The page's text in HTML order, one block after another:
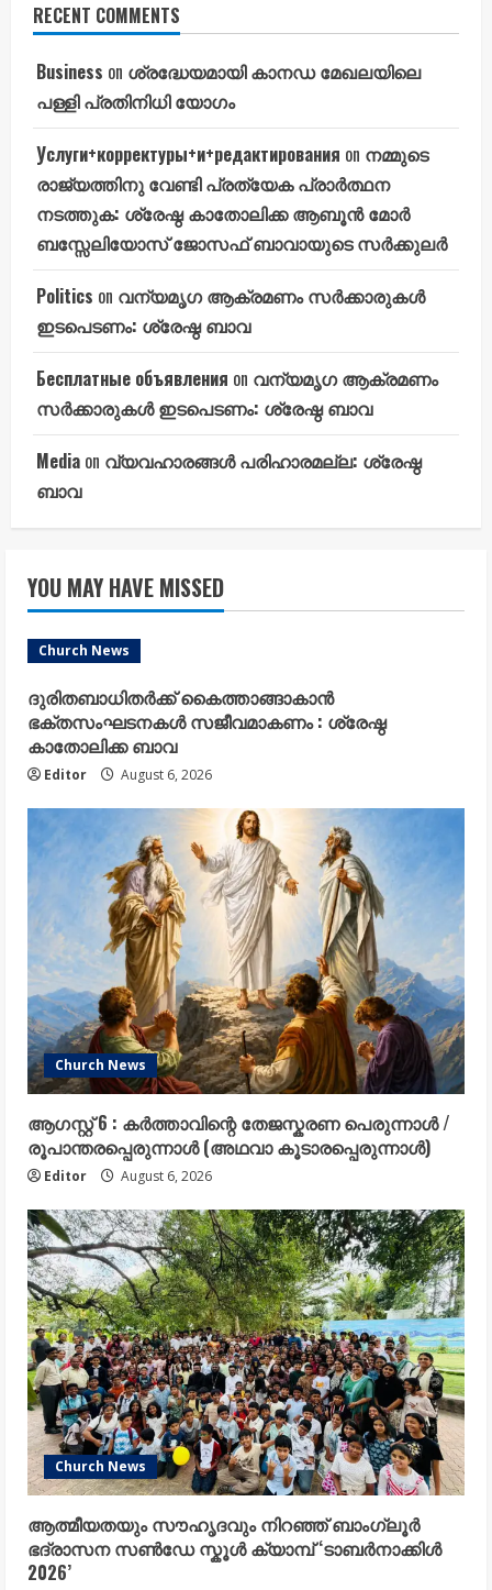
RECENT COMMENTS
Business on ശ്രദ്ധേയമായി കാനഡ മേഖലയിലെ
പള്ളി പ്രതിനിധി യോഗം
Услуги+корректуры+и+редактирования on നമ്മുടെ
രാജ്യത്തിനു വേണ്ടി പ്രത്യേക പ്രാർത്ഥന
നടത്തുക: ശ്രേഷ്ഠ കാതോലിക്ക ആബൂൻ മോർ
ബസ്സേലിയോസ് ജോസഫ് ബാവായുടെ സർക്കുലർ
Politics on വന്യമൃഗ ആക്രമണം സർക്കാരുകൾ
ഇടപെടണം: ശ്രേഷ്ഠ ബാവ
Бесплатные объявления on വന്യമൃഗ ആക്രമണം
സർക്കാരുകൾ ഇടപെടണം: ശ്രേഷ്ഠ ബാവ
Media on വ്യവഹാരങ്ങൾ പരിഹാരമല്ല: ശ്രേഷ്ഠ
ബാവ
YOU MAY HAVE MISSED
Church News
ദുരിതബാധിതർക്ക് കൈത്താങ്ങാകാൻ
ഭക്തസംഘടനകൾ സജീവമാകണം : ശ്രേഷ്ഠ
കാതോലിക്ക ബാവ
Editor August 6, 2026
Church News
ആഗസ്റ്റ് 6 : കർത്താവിന്റെ തേജസ്കരണ പെരുന്നാൾ /
രൂപാന്തരപ്പെരുന്നാൾ (അഥവാ കൂടാരപ്പെരുന്നാൾ)
Editor August 6, 2026
Church News
ആത്മീയതയും സൗഹൃദവും നിറഞ്ഞ് ബാംഗ്ലൂർ
ഭദ്രാസന സൺഡേ സ്കൂൾ ക്യാമ്പ് ‘ടാബർനാക്കിൾ
2026’